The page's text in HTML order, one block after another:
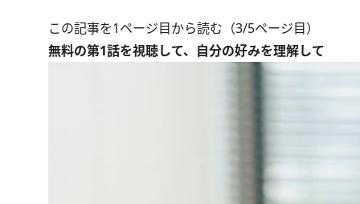
この記事を1ページ目から読む（3/5ページ目）
無料の第1話を視聴して、自分の好みを理解して